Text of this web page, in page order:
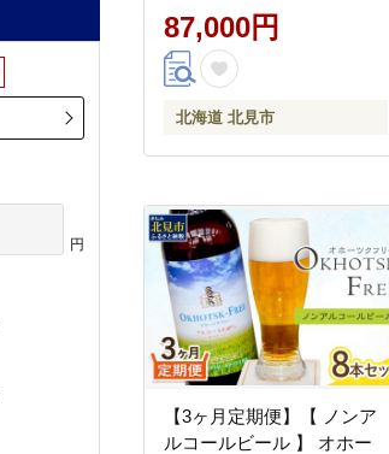
円
87,000円
北海道 北見市
【3ヶ月定期便】【 ノンア
ルコールビール 】 オホー